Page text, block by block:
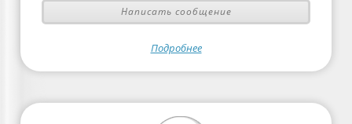
Написать сообщение
Подробнее